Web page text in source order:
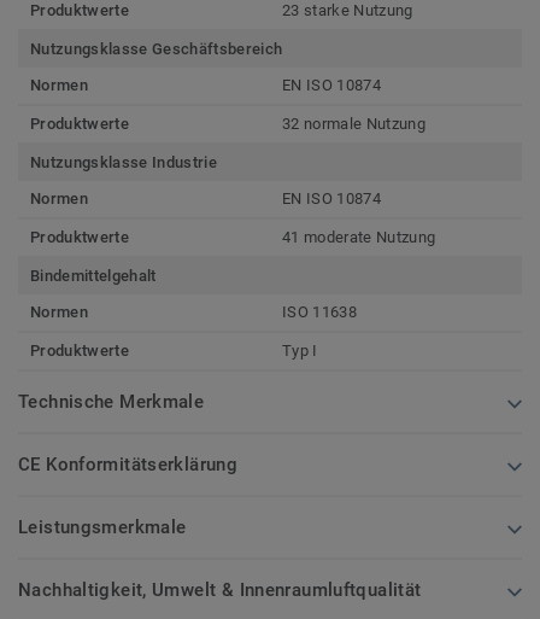
Produktwerte 23 starke Nutzung
Nutzungsklasse Geschäftsbereich
Normen
EN ISO 10874
Produktwerte 32 normale Nutzung
Nutzungsklasse Industrie
Normen
EN ISO 10874
Produktwerte 41 moderate Nutzung
Bindemittelgehalt
Normen
ISO 11638
Produktwerte Typ I
Technische Merkmale
CE Konformitätserklärung
Leistungsmerkmale
Nachhaltigkeit, Umwelt & Innenraumluftqualität